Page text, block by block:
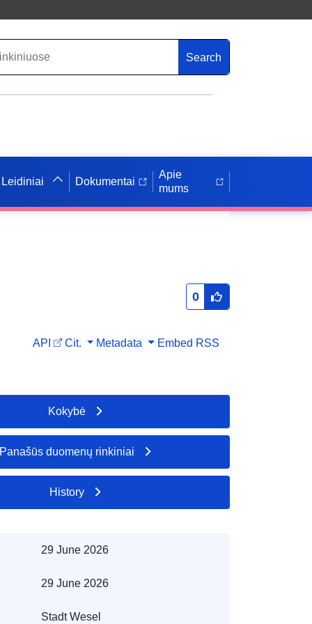
Search
Leidiniai Dokumentai
Apie
mums
0
API Cit. Metadata Embed RSS
Kokybė
Panašūs duomenų rinkiniai
History
29 June 2026
29 June 2026
Stadt Wesel